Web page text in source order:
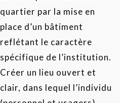
quartier par la mise en
place d’un bâtiment
reflétant le caractère
spécifique de l’institution.
Créer un lieu ouvert et
clair, dans lequel l’individu